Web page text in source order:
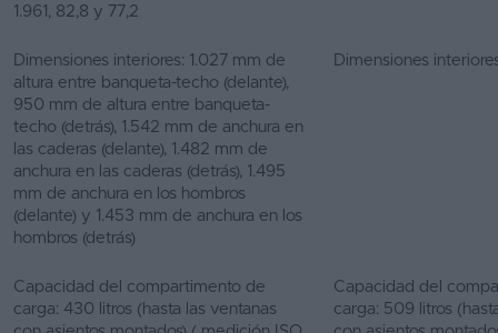
1.961, 82,8 y 77,2
Dimensiones interiores: 1.027 mm de
altura entre banqueta-techo (delante),
950 mm de altura entre banqueta-
techo (detrás), 1.542 mm de anchura en
las caderas (delante), 1.482 mm de
anchura en las caderas (detrás), 1.495
mm de anchura en los hombros
(delante) y 1.453 mm de anchura en los
hombros (detrás)
Dimensiones
Capacidad del compartimento de
carga: 430 litros (hasta las ventanas
Capacidad del
carga: 509 litros